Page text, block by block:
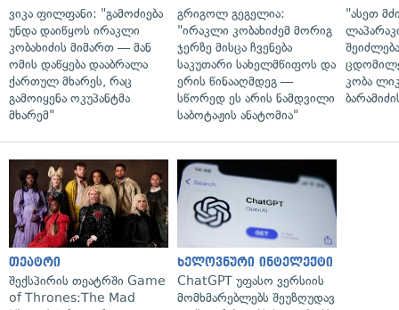
ვიკა ფილფანი: "გამოძიება
უნდა დაიწყოს ირაკლი
კობახიძის მიმართ — მან
ომის დაწყება დააბრალა
ქართულ მხარეს, რაც
გამოიყენა ოკუპანტმა
მხარემ"
გრიგოლ გეგელია:
"ირაკლი კობახიძემ მორიგ
ჯერზე მისცა ჩვენება
საკუთარი სახელმწიფოს და
ერის წინააღმდეგ —
სწორედ ეს არის ნამდვილი
საბოტაჟის ანატომია"
"ასეთ
კობა
თეატრი
შექსპირის თეატრში Game
of Thrones:The Mad
ხელოვნური ინტელექტი
ChatGPT უფასო ვერსიის
მომხმარებლებს შეუზღუდავ